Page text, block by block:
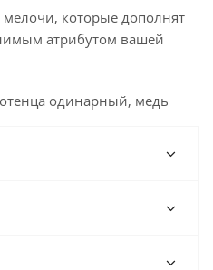
мелочи, которые дополнят
атрибутом вашей
одинарный, медь